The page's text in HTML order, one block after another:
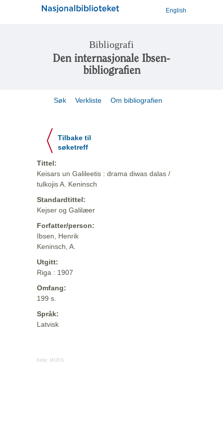
English
Bibliografi
Den internasjonale Ibsen-
bibliografien
Søk Verkliste Om bibliografien
Tilbake til
søketreff
Tittel:
Keisars un Galileetis : drama diwas dalas /
tulkojis A. Keninsch
Standardtittel:
Kejser og Galilæer
Forfatter/person:
Ibsen, Henrik
Keninsch, A.
Utgitt:
Riga : 1907
Omfang:
199 s.
Språk:
Latvisk
Kilde: MODS